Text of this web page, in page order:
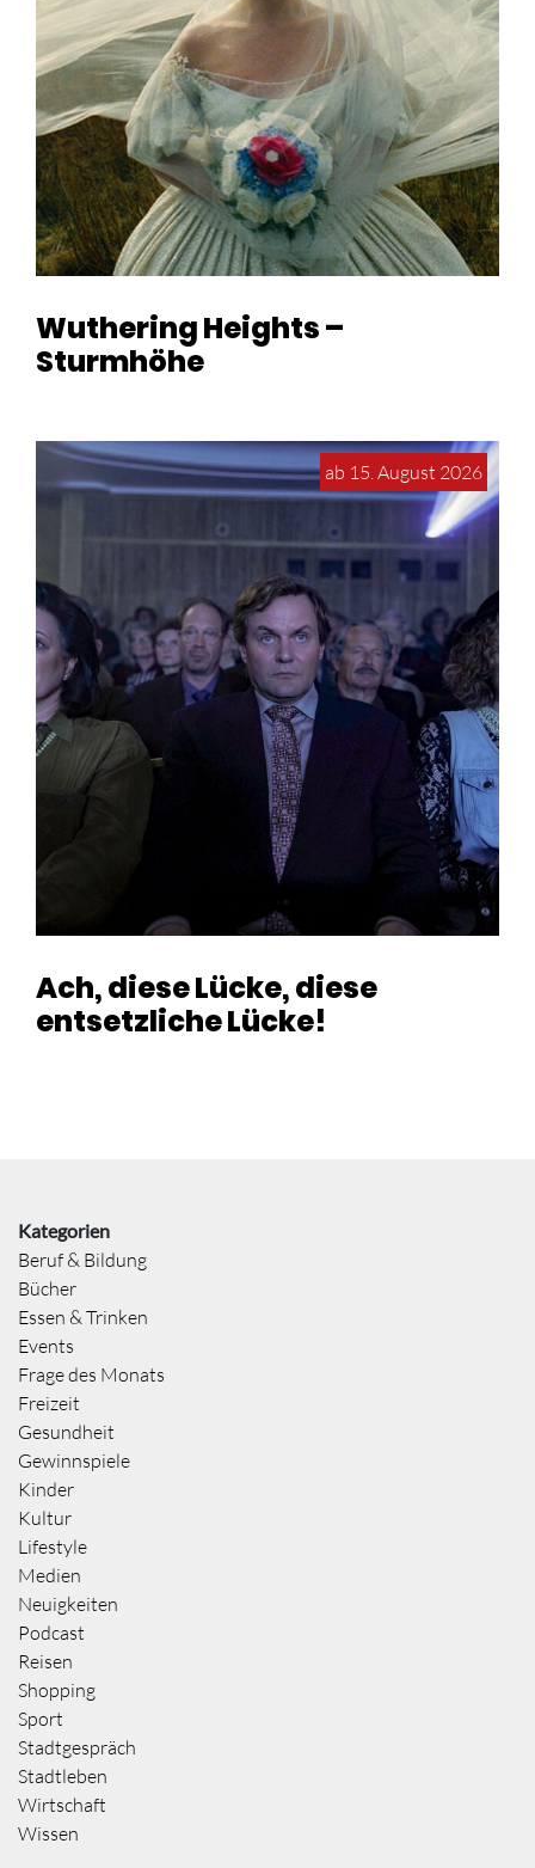
Wuthering Heights –
Sturmhöhe
ab 15. August 2026
Ach, diese Lücke, diese
entsetzliche Lücke!
Kategorien
Beruf & Bildung
Bücher
Essen & Trinken
Events
Frage des Monats
Freizeit
Gesundheit
Gewinnspiele
Kinder
Kultur
Lifestyle
Medien
Neuigkeiten
Podcast
Reisen
Shopping
Sport
Stadtgespräch
Stadtleben
Wirtschaft
Wissen